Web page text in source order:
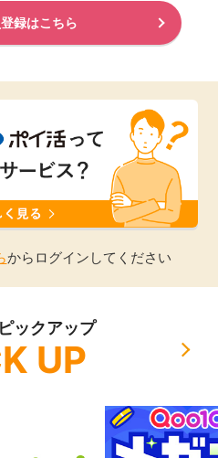
録はこちら
からログインしてください
ックアップ
UP